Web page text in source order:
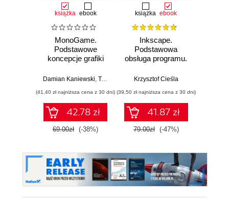
książka ebook
MonoGame.
Podstawowe
koncepcje grafiki
Damian Kaniewski, Tomasz Dziubak ,Jacek Matulewski
(41,40 zł najniższa cena z 30 dni)
42.78 zł
69.00zł (-38%)
książka ebook
Inkscape.
Podstawowa
obsługa programu.
rozszerzone i
Krzysztof Cieśla
(39,50 zł najniższa cena z 30 dni)
41.87 zł
79.00zł (-47%)